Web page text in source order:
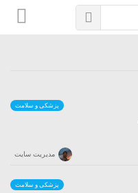
پزشکی و سلامت
مدیریت سایت
پزشکی و سلامت